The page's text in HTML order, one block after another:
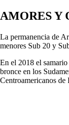
AMORES Y
La permanencia de
menores Sub 20 y
En el 2018 el
bronce en los
Centroamericanos de